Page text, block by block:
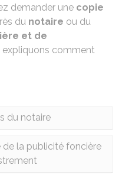
demander une copie
du notaire ou du
et de
expliquons comment
du notaire
de la publicité foncière